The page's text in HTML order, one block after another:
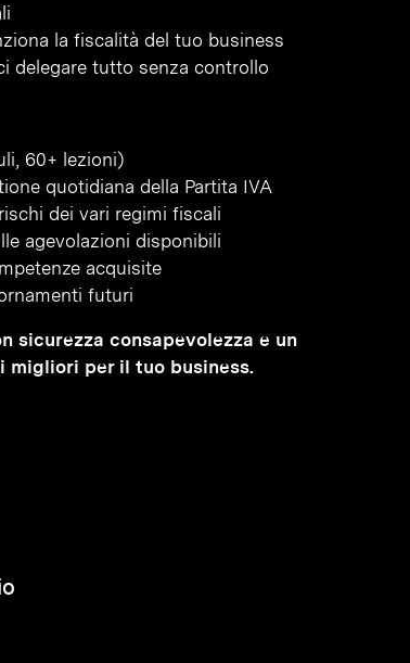
la fiscalità del tuo business
delegare tutto senza controllo
60+ lezioni)
quotidiana della Partita IVA
dei vari regimi fiscali
agevolazioni disponibili
acquisite
futuri
sicurezza consapevolezza e un
per il tuo business.